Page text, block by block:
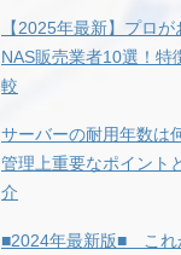
【2025年最新】プロ
NAS販売業者10選！特
較
サーバーの耐用年数は
管理上重要なポイント
介
■2024年最新版■ これ